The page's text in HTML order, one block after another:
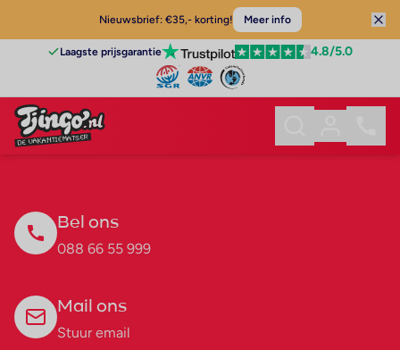
Nieuwsbrief: €35,- korting! Meer info
Laagste prijsgarantie 4.8/5.0
Bel ons
088 66 55 999
Mail ons
Stuur email